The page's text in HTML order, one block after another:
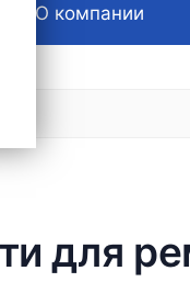
О компании
для